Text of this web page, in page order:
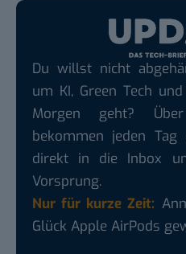
Du willst nicht
um KI, Green Tech
Morgen geht?
bekommen jeden
direkt in die Inbox
Vorsprung.
Nur für kurze Zeit:
Glück Apple AirPods